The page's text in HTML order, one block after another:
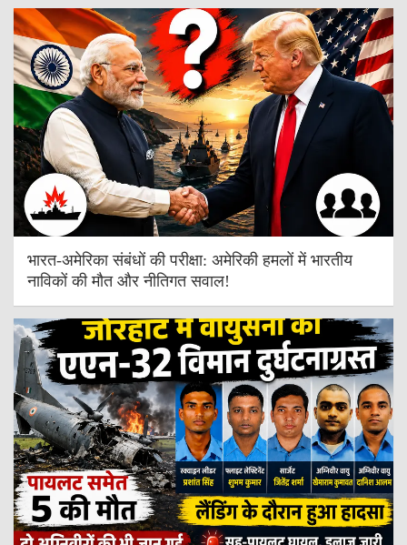
भारत-अमेरिका संबंधों की परीक्षा: अमेरिकी हमलों में भारतीय
नाविकों की मौत और नीतिगत सवाल!